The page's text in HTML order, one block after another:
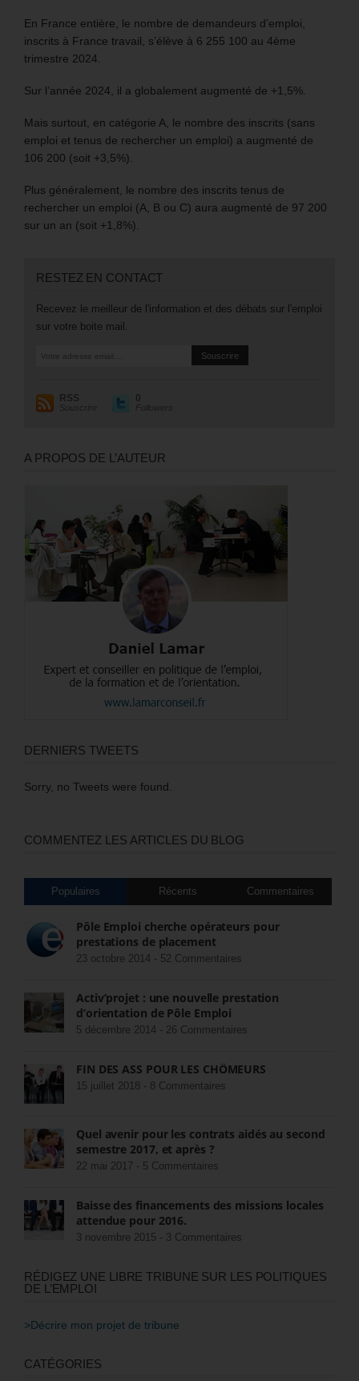
En France entière, le nombre de demandeurs d’emploi,
inscrits à France travail, s’élève à 6 255 100 au 4ème
trimestre 2024.
Sur l’année 2024, il a globalement augmenté de +1,5%.
Mais surtout, en catégorie A, le nombre des inscrits (sans
emploi et tenus de rechercher un emploi) a augmenté de
106 200 (soit +3,5%).
Plus généralement, le nombre des inscrits tenus de
rechercher un emploi (A, B ou C) aura augmenté de 97 200
sur un an (soit +1,8%).
RESTEZ EN CONTACT
Recevez le meilleur de l'information et des débats sur l'emploi
sur votre boite mail.
RSS
Souscrire
0
Followers
A PROPOS DE L’AUTEUR
DERNIERS TWEETS
Sorry, no Tweets were found.
COMMENTEZ LES ARTICLES DU BLOG
Populaires Récents Commentaires
Pôle Emploi cherche opérateurs pour
prestations de placement
23 octobre 2014 - 52 Commentaires
Activ’projet : une nouvelle prestation
d’orientation de Pôle Emploi
5 décembre 2014 - 26 Commentaires
FIN DES ASS POUR LES CHÔMEURS
15 juillet 2018 - 8 Commentaires
Quel avenir pour les contrats aidés au second
semestre 2017, et après ?
22 mai 2017 - 5 Commentaires
Baisse des financements des missions locales
attendue pour 2016.
3 novembre 2015 - 3 Commentaires
RÉDIGEZ UNE LIBRE TRIBUNE SUR LES POLITIQUES
DE L’EMPLOI
>Décrire mon projet de tribune
CATÉGORIES